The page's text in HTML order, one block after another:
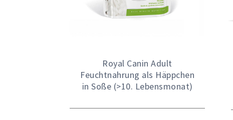
Royal Canin Adult
Feuchtnahrung als Häppchen
in Soße (>10. Lebensmonat)